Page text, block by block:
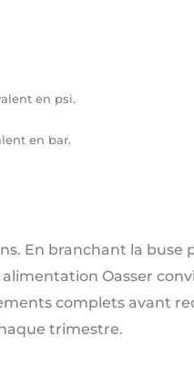
en psi.
en bar.
En branchant la buse
Oasser
complets avant
trimestre.